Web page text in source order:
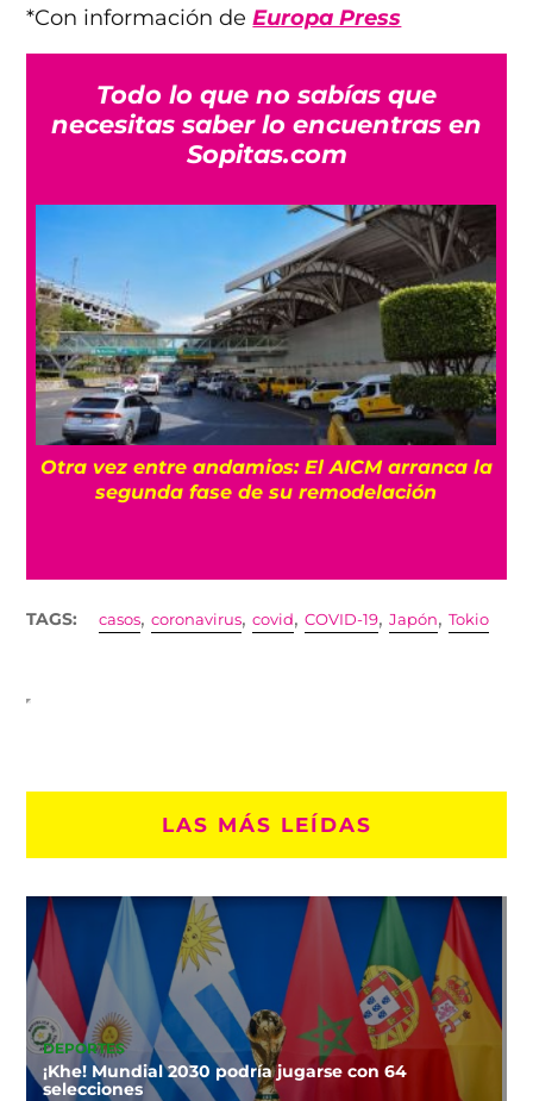
*Con información deEuropa Press
Todo lo que no sabías que
necesitas saber lo encuentras en
Sopitas.com
¿Por qué Brasil retiró a su embajador de
Argentina? Así escaló el conflicto entre
TAGS: casos,coronavirus,covid,COVID-19,Japón,Tokio
LAS MÁS LEÍDAS
DEPORTES
¡Khe! Mundial 2030 podría jugarse con 64
selecciones